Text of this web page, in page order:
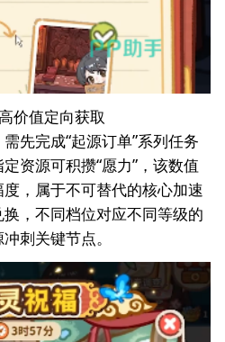
价值定向获取
先完成“起源订单”系列任务
资源可积攒“愿力”，该数值
，属于不可替代的核心加速
，不同档位对应不同等级的
刺关键节点。